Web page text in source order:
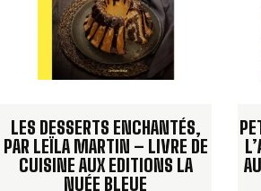
LES DESSERTS ENCHANTÉS,
PAR LEÏLA MARTIN – LIVRE DE
CUISINE AUX EDITIONS LA
NUÉE BLEUE